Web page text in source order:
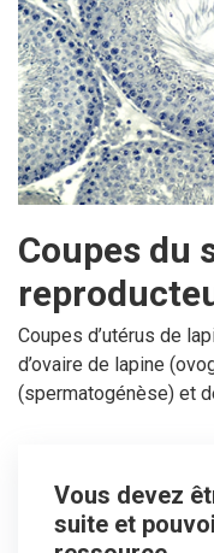
Coupes du
Coupes d’utérus de
d’ovaire de lapine
(spermatogénèse) et
Vous devez
suite et